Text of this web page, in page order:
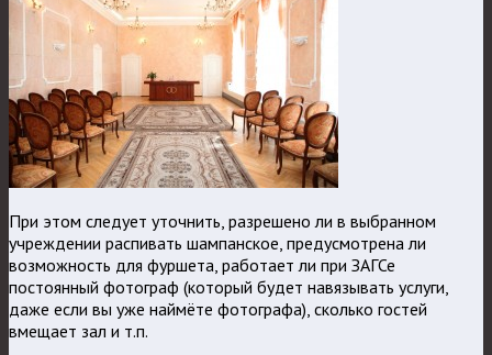
При этом следует уточнить, разрешено ли в выбранном
учреждении распивать шампанское, предусмотрена ли
возможность для фуршета, работает ли при ЗАГСе
постоянный фотограф (который будет навязывать услуги,
даже если вы уже наймёте фотографа), сколько гостей
вмещает зал и т.п.